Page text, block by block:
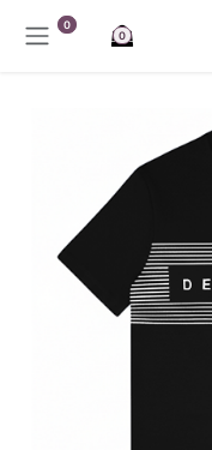
0
0